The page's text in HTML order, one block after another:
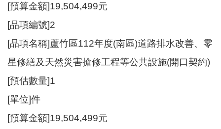
[預算金額]19,504,499元
[品項編號]2
[品項名稱]蘆竹區112年度(南區)道路排水改善、零
星修繕及天然災害搶修工程等公共設施(開口契約)
[預估數量]1
[單位]件
[預算金額]19,504,499元